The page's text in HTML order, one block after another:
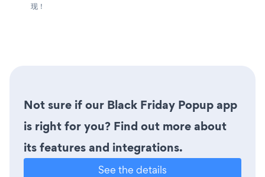
现！
Not sure if our Black Friday Popup app
is right for you? Find out more about
its features and integrations.
See the details